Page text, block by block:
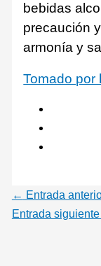
bebidas
precaución
armonía y
Tomado por
← Entrada
Entrada siguiente